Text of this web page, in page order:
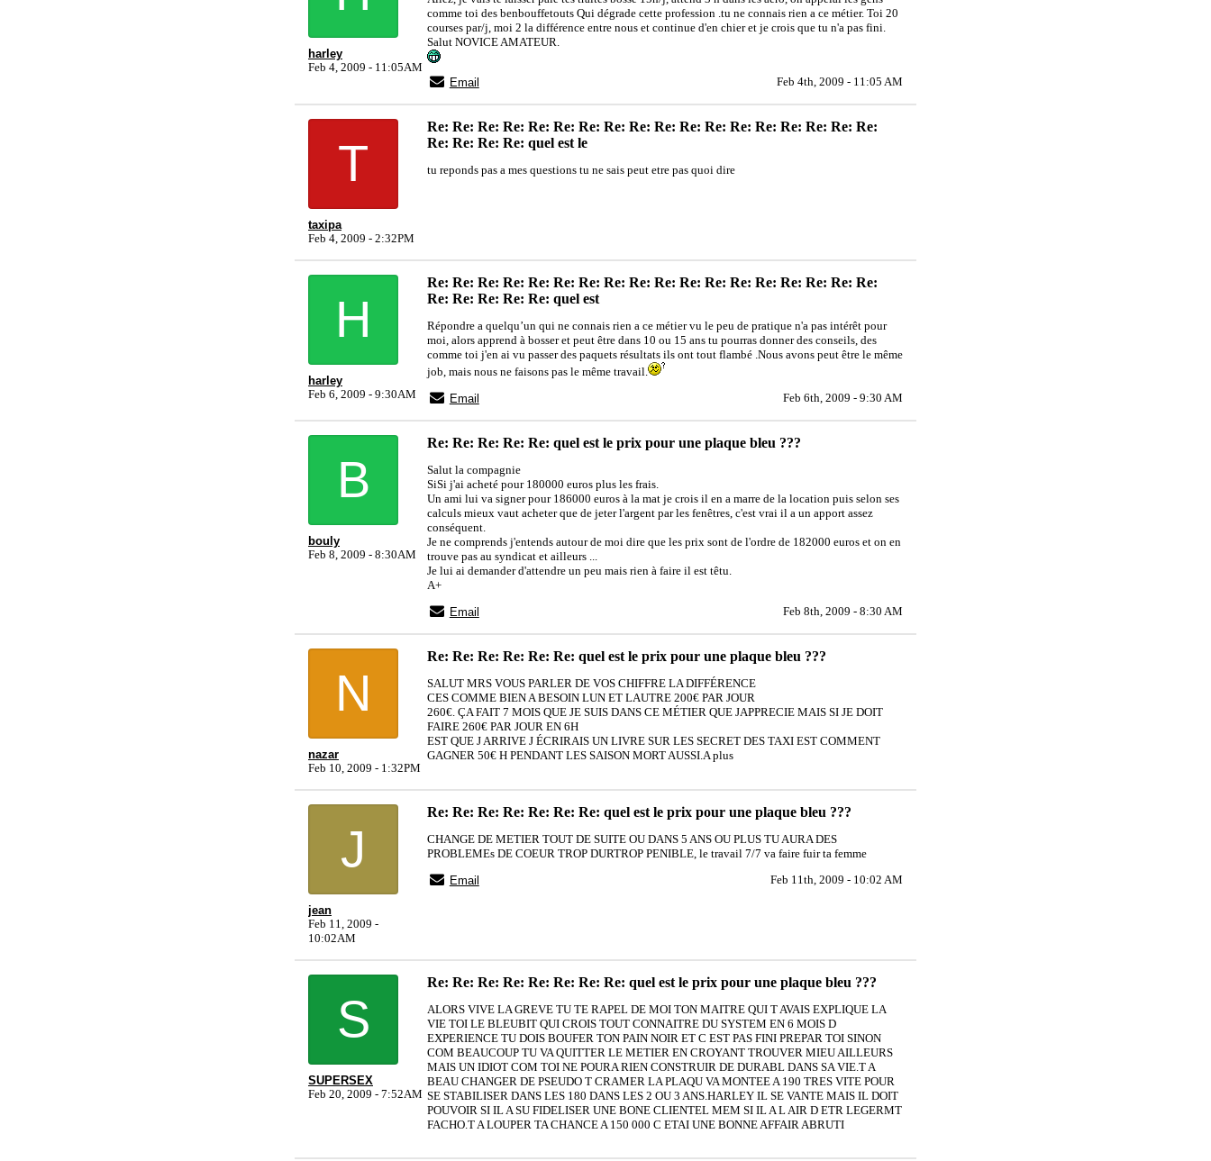
harley
Feb 4, 2009 - 11:05AM
comme toi des benbouffetouts Qui dégrade cette profession .tu ne connais rien a ce métier. Toi 20
courses par/j, moi 2 la différence entre nous et continue d'en chier et je crois que tu n'a pas fini.
Salut NOVICE AMATEUR.
Email Feb 4th, 2009 - 11:05 AM
T
taxipa
Feb 4, 2009 - 2:32PM
Re: Re: Re: Re: Re: Re: Re: Re: Re: Re: Re: Re: Re: Re: Re: Re: Re: Re:
Re: Re: Re: Re: quel est le
tu reponds pas a mes questions tu ne sais peut etre pas quoi dire
H
harley
Feb 6, 2009 - 9:30AM
Re: Re: Re: Re: Re: Re: Re: Re: Re: Re: Re: Re: Re: Re: Re: Re: Re: Re:
Re: Re: Re: Re: Re: quel est
Répondre a quelqu’un qui ne connais rien a ce métier vu le peu de pratique n'a pas intérêt pour
moi, alors apprend à bosser et peut être dans 10 ou 15 ans tu pourras donner des conseils, des
comme toi j'en ai vu passer des paquets résultats ils ont tout flambé .Nous avons peut être le même
job, mais nous ne faisons pas le même travail.
Email
Feb 6th, 2009 - 9:30 AM
B
bouly
Feb 8, 2009 - 8:30AM
Re: Re: Re: Re: Re: quel est le prix pour une plaque bleu ???
Salut la compagnie
SiSi j'ai acheté pour 180000 euros plus les frais.
Un ami lui va signer pour 186000 euros à la mat je crois il en a marre de la location puis selon ses
calculs mieux vaut acheter que de jeter l'argent par les fenêtres, c'est vrai il a un apport assez
conséquent.
Je ne comprends j'entends autour de moi dire que les prix sont de l'ordre de 182000 euros et on en
trouve pas au syndicat et ailleurs ...
Je lui ai demander d'attendre un peu mais rien à faire il est têtu.
A+
Email
Feb 8th, 2009 - 8:30 AM
N
nazar
Feb 10, 2009 - 1:32PM
Re: Re: Re: Re: Re: Re: quel est le prix pour une plaque bleu ???
SALUT MRS VOUS PARLER DE VOS CHIFFRE LA DIFFÉRENCE
CES COMME BIEN A BESOIN LUN ET LAUTRE 200€ PAR JOUR
260€. ÇA FAIT 7 MOIS QUE JE SUIS DANS CE MÉTIER QUE JAPPRECIE MAIS SI JE DOIT
FAIRE 260€ PAR JOUR EN 6H
EST QUE J ARRIVE J ÉCRIRAIS UN LIVRE SUR LES SECRET DES TAXI EST COMMENT
GAGNER 50€ H PENDANT LES SAISON MORT AUSSI.A plus
J
jean
Feb 11, 2009 -
10:02AM
Re: Re: Re: Re: Re: Re: Re: quel est le prix pour une plaque bleu ???
CHANGE DE METIER TOUT DE SUITE OU DANS 5 ANS OU PLUS TU AURA DES
PROBLEMEs DE COEUR TROP DURTROP PENIBLE, le travail 7/7 va faire fuir ta femme
Email
Feb 11th, 2009 - 10:02 AM
S
SUPERSEX
Feb 20, 2009 - 7:52AM
Re: Re: Re: Re: Re: Re: Re: Re: quel est le prix pour une plaque bleu ???
ALORS VIVE LA GREVE TU TE RAPEL DE MOI TON MAITRE QUI T AVAIS EXPLIQUE LA
VIE TOI LE BLEUBIT QUI CROIS TOUT CONNAITRE DU SYSTEM EN 6 MOIS D
EXPERIENCE TU DOIS BOUFER TON PAIN NOIR ET C EST PAS FINI PREPAR TOI SINON
COM BEAUCOUP TU VA QUITTER LE METIER EN CROYANT TROUVER MIEU AILLEURS
MAIS UN IDIOT COM TOI NE POURA RIEN CONSTRUIR DE DURABL DANS SA VIE.T A
BEAU CHANGER DE PSEUDO T CRAMER LA PLAQU VA MONTEE A 190 TRES VITE POUR
SE STABILISER DANS LES 180 DANS LES 2 OU 3 ANS.HARLEY IL SE VANTE MAIS IL DOIT
POUVOIR SI IL A SU FIDELISER UNE BONE CLIENTEL MEM SI IL A L AIR D ETR LEGERMT
FACHO.T A LOUPER TA CHANCE A 150 000 C ETAI UNE BONNE AFFAIR ABRUTI